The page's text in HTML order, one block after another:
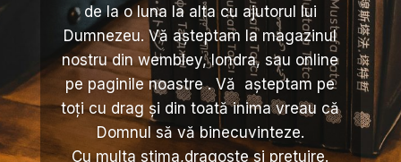
de la o luna la alta cu ajutorul lui
Dumnezeu. Vă așteptam la magazinul
nostru din wembley, londra, sau online
pe paginile noastre . Vă așteptam pe
toți cu drag și din toată inima vreau că
Domnul să vă binecuvinteze.
Cu multa stima,dragoste si pretuire.